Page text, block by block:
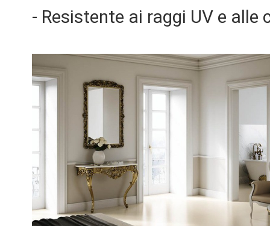
- Resistente ai raggi UV e